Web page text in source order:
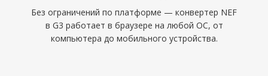
Без ограничений по платформе — конвертер NEF
в G3 работает в браузере на любой ОС, от
компьютера до мобильного устройства.